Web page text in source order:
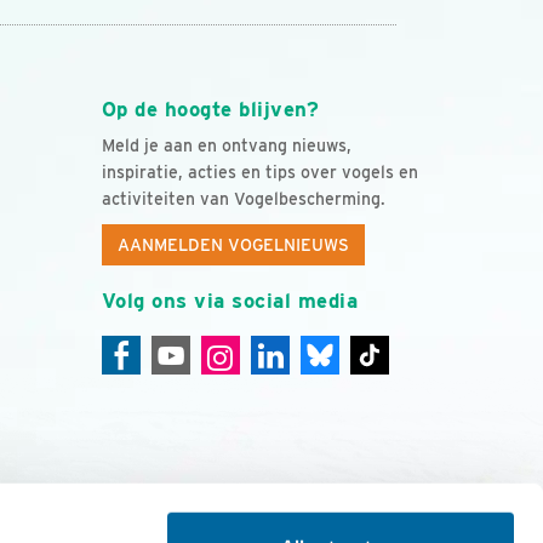
Op de hoogte blijven?
Meld je aan en ontvang nieuws,
inspiratie, acties en tips over vogels en
activiteiten van Vogelbescherming.
AANMELDEN VOGELNIEUWS
Volg ons via social media